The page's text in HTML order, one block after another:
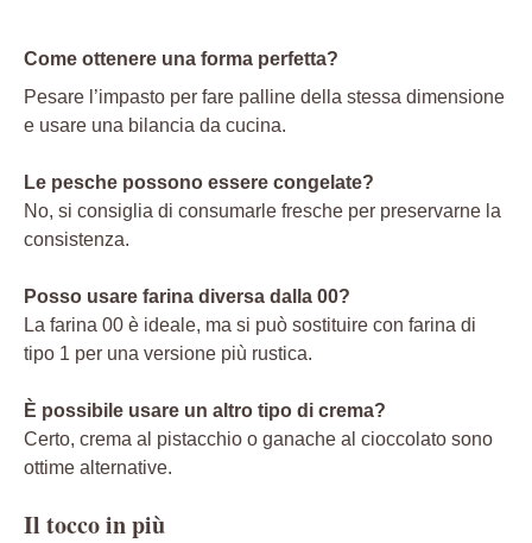
Come ottenere una forma perfetta?
Pesare l’impasto per fare palline della stessa dimensione
e usare una bilancia da cucina.
Le pesche possono essere congelate?
No, si consiglia di consumarle fresche per preservarne la
consistenza.
Posso usare farina diversa dalla 00?
La farina 00 è ideale, ma si può sostituire con farina di
tipo 1 per una versione più rustica.
È possibile usare un altro tipo di crema?
Certo, crema al pistacchio o ganache al cioccolato sono
ottime alternative.
Il tocco in più